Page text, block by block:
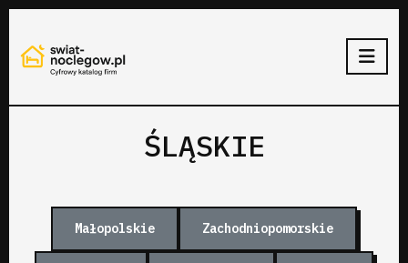
ŚLĄSKIE
Małopolskie Zachodniopomorskie